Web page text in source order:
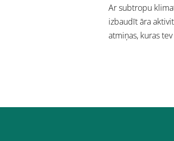
Ar subtropu
izbaudīt āra
atmiņas, kuras